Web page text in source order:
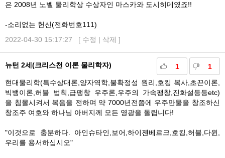
은 2008년 노벨 물리학상 수상자인 마스카와 도시히데였죠!!
-소리없는 헌신(전화번호111)
2022-04-30 15:17:27 [ 수정 | 삭제 ]
1 1
뉴턴 2세(크리스천 이론 물리학자)
현대물리학(특수상대론,양자역학,불확정성 원리,호킹 복사,초끈이론,
빅뱅이론,허블 법칙,급팽창 우주론,우주의 가속팽창,진화설등등etc)
을 침몰시켜서 복음을 전하며 약 7000년전쯤에 우주만물을 창조하신
창조주 여호와 하나님 아버지께 모든 영광을 돌립니다!
"이것으로 충분하다. 아인슈타인,보어,하이젠베르크,호킹,허블,다윈,
우리를 용서하십시오"